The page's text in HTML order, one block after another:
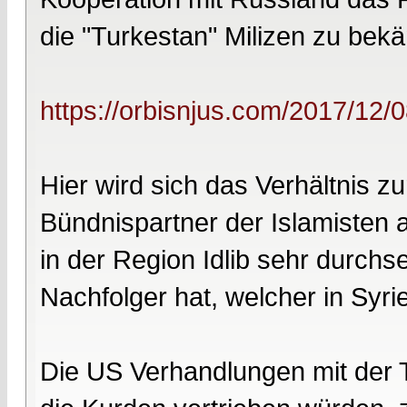
die "Turkestan" Milizen zu
https://orbisnjus.com/2017/12/
Hier wird sich das Verhältnis
Bündnispartner der Islamisten
in der Region Idlib sehr
Nachfolger hat, welcher in
Die US Verhandlungen mit